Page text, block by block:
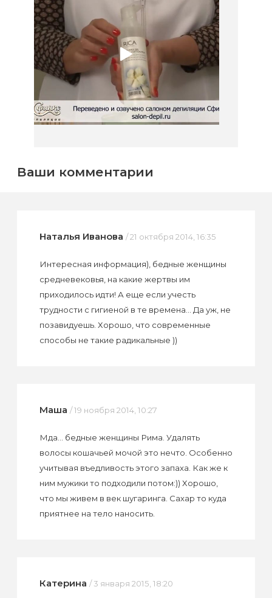
Ваши комментарии
Наталья Иванова / 21 октября 2014, 16:35
Интересная информация), бедные женщины
средневековья, на какие жертвы им
приходилось идти! А еще если учесть
трудности с гигиеной в те времена... Да уж, не
позавидуешь. Хорошо, что современные
способы не такие радикальные ))
Маша / 19 ноября 2014, 10:27
Мда... бедные женщины Рима. Удалять
волосы кошачьей мочой это нечто. Особенно
учитывая въедливость этого запаха. Как же к
ним мужики то подходили потом:)) Хорошо,
что мы живем в век шугаринга. Сахар то куда
приятнее на тело наносить.
Катерина / 3 января 2015, 18:20